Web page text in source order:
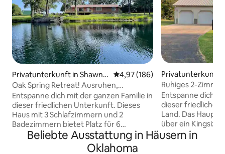
Privatunterkunft in Shawne
e
Durchschnittliche Bewertung:
4,97 (186)
Oak Spring Retreat! Ausruhen,
Wandern, Fischen und Erkunden!
Entspanne dich mit der ganzen Familie in
dieser friedlichen Unterkunft. Dieses
Haus mit 3 Schlafzimmern und 2
Badezimmern bietet Platz für 6
Personen und befindet sich auf einem
20 Hektar großen, abgelegenen
Privatunterkunft
Ruhiges 2-
mit Pool
Entspanne dich
dieser
Land. Das Hauptschlafzimmer verfügt
über ein
und einen großen
zweite
Beliebte Ausstattung in Häusern in
Oklahoma